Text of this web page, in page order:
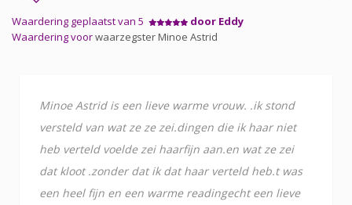
Waardering geplaatst van 5
door Eddy
Waardering voorwaarzegster Minoe Astrid
Minoe Astrid is een lieve warme vrouw. .ik stond
versteld van wat ze ze zei.dingen die ik haar niet
heb verteld voelde zei haarfijn aan.en wat ze zei
dat kloot .zonder dat ik dat haar verteld heb.t was
een heel fijn en een warme readingecht een lieve